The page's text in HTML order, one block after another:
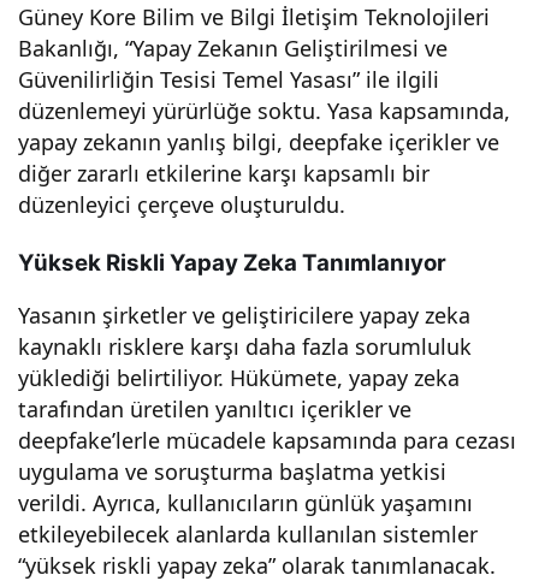
Güney Kore Bilim ve Bilgi İletişim Teknolojileri
Bakanlığı, “Yapay Zekanın Geliştirilmesi ve
Güvenilirliğin Tesisi Temel Yasası” ile ilgili
düzenlemeyi yürürlüğe soktu. Yasa kapsamında,
yapay zekanın yanlış bilgi, deepfake içerikler ve
diğer zararlı etkilerine karşı kapsamlı bir
düzenleyici çerçeve oluşturuldu.
Yüksek Riskli Yapay Zeka Tanımlanıyor
Yasanın şirketler ve geliştiricilere yapay zeka
kaynaklı risklere karşı daha fazla sorumluluk
yüklediği belirtiliyor. Hükümete, yapay zeka
tarafından üretilen yanıltıcı içerikler ve
deepfake’lerle mücadele kapsamında para cezası
uygulama ve soruşturma başlatma yetkisi
verildi. Ayrıca, kullanıcıların günlük yaşamını
etkileyebilecek alanlarda kullanılan sistemler
“yüksek riskli yapay zeka” olarak tanımlanacak.
a
Yas
ası:
ji
Dev
rimi
nde